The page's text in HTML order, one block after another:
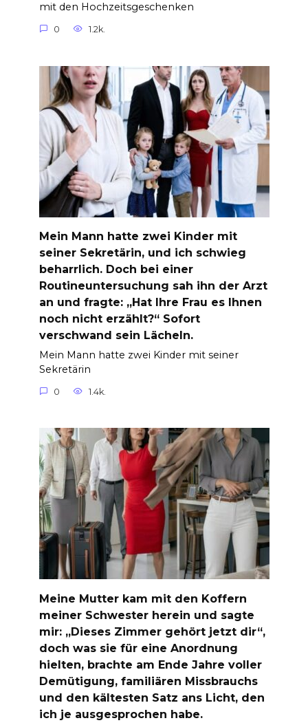
mit den Hochzeitsgeschenken
0 1.2k.
Mein Mann hatte zwei Kinder mit
seiner Sekretärin, und ich schwieg
beharrlich. Doch bei einer
Routineuntersuchung sah ihn der Arzt
an und fragte: „Hat Ihre Frau es Ihnen
noch nicht erzählt?“ Sofort
verschwand sein Lächeln.
Mein Mann hatte zwei Kinder mit seiner
Sekretärin
0 1.4k.
Meine Mutter kam mit den Koffern
meiner Schwester herein und sagte
mir: „Dieses Zimmer gehört jetzt dir“,
doch was sie für eine Anordnung
hielten, brachte am Ende Jahre voller
Demütigung, familiären Missbrauchs
und den kältesten Satz ans Licht, den
ich je ausgesprochen habe.